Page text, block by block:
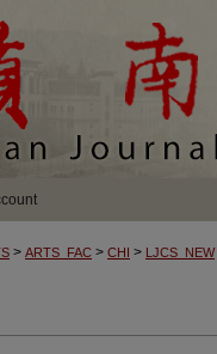
> ARTS_FAC > CHI > LJCS_NEW